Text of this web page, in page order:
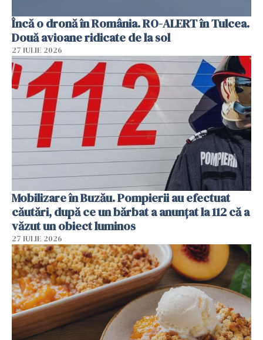
Încă o dronă în România. RO-ALERT în Tulcea.
Două avioane ridicate de la sol
27 IULIE 2026
Mobilizare în Buzău. Pompierii au efectuat
căutări, după ce un bărbat a anunțat la 112 că a
văzut un obiect luminos
27 IULIE 2026